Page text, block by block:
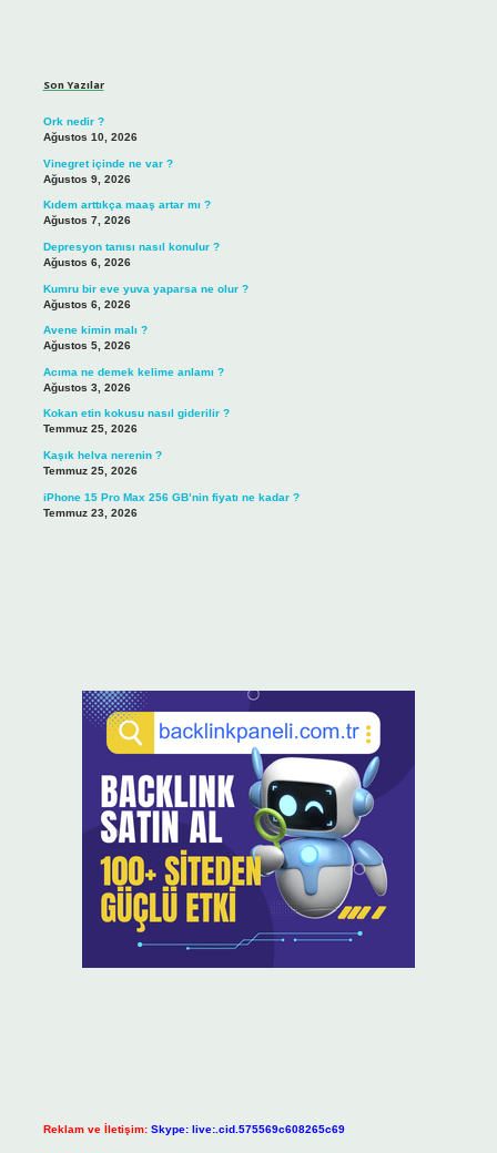
Son Yazılar
Ork nedir ?
Ağustos 10, 2026
Vinegret içinde ne var ?
Ağustos 9, 2026
Kıdem arttıkça maaş artar mı ?
Ağustos 7, 2026
Depresyon tanısı nasıl konulur ?
Ağustos 6, 2026
Kumru bir eve yuva yaparsa ne olur ?
Ağustos 6, 2026
Avene kimin malı ?
Ağustos 5, 2026
Acıma ne demek kelime anlamı ?
Ağustos 3, 2026
Kokan etin kokusu nasıl giderilir ?
Temmuz 25, 2026
Kaşık helva nerenin ?
Temmuz 25, 2026
iPhone 15 Pro Max 256 GB’nin fiyatı ne kadar ?
Temmuz 23, 2026
Reklam ve İletişim: Skype: live:.cid.575569c608265c69